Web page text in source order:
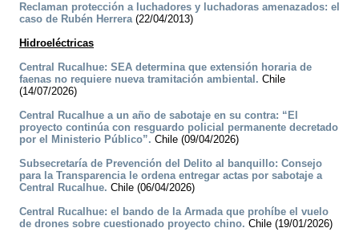
Reclaman protección a luchadores y luchadoras amenazados: el
caso de Rubén Herrera(22/04/2013)
Hidroeléctricas
Central Rucalhue: SEA determina que extensión horaria de
faenas no requiere nueva tramitación ambiental. Chile
(14/07/2026)
Central Rucalhue a un año de sabotaje en su contra: “El
proyecto continúa con resguardo policial permanente decretado
por el Ministerio Público”. Chile (09/04/2026)
Subsecretaría de Prevención del Delito al banquillo: Consejo
para la Transparencia le ordena entregar actas por sabotaje a
Central Rucalhue. Chile (06/04/2026)
Central Rucalhue: el bando de la Armada que prohíbe el vuelo
de drones sobre cuestionado proyecto chino. Chile (19/01/2026)